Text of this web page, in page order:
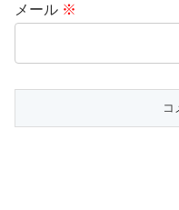
メール ※